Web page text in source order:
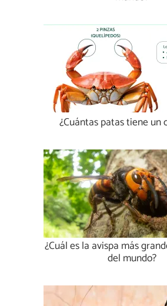
¿Cuántas patas tiene un
¿Cuál es la avispa más
del mundo?